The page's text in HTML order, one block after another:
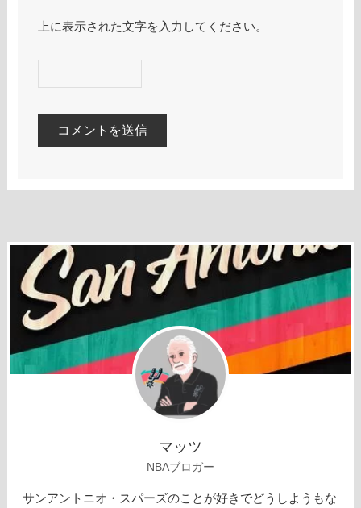
上に表示された文字を入力してください。
マッツ
NBAブロガー
サンアントニオ・スパーズのことが好きでどうしようもな